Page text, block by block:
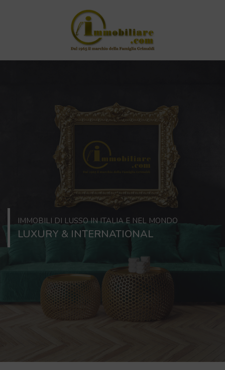
IMMOBILI DI LUSSO IN ITALIA E NEL MONDO
LUXURY & INTERNATIONAL